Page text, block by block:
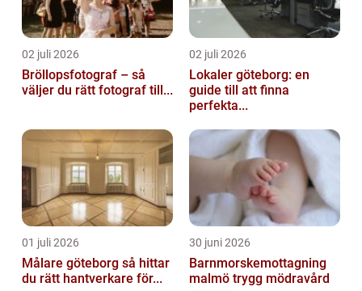
02 juli 2026
Bröllopsfotograf – så
väljer du rätt fotograf till...
02 juli 2026
Lokaler göteborg: en
guide till att finna
perfekta...
01 juli 2026
Målare göteborg så hittar
du rätt hantverkare för...
30 juni 2026
Barnmorskemottagning
malmö trygg mödravård